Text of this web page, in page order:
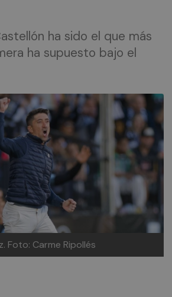
ha sido el que más
ha supuesto bajo el
Foto: Carme Ripollés